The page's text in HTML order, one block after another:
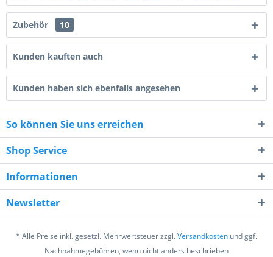
5 - 4 = ?
Ich habe die
verstanden und stimme zu. *
Senden
Zubehör 10
Kunden kauften auch
Kunden haben sich ebenfalls angesehen
So können Sie uns erreichen
Shop Service
Informationen
Newsletter
* Alle Preise inkl. gesetzl. Mehrwertsteuer zzgl.Versandkosten und ggf.
Nachnahmegebühren, wenn nicht anders beschrieben